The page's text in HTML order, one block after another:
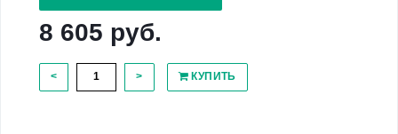
8 605 руб.
< > КУПИТЬ